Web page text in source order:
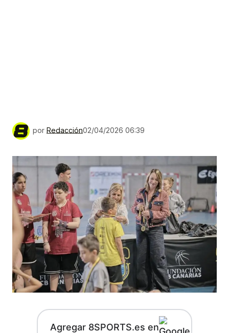
por Redacción02/04/2026 06:39
Agregar 8SPORTS.es en